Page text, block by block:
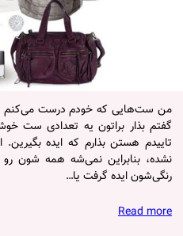
من ست‌هایی که خودم درست می‌کنم
گفتم بذار براتون یه تعدادی ست
تاییدم هستن بذارم که ایده
نشده، بنابراین نمی‌شه همه شون
رنگی‌شون ایده گرفت یا…
Read more